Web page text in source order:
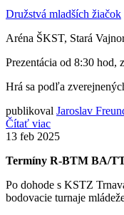
Družstvá mladších žiačok
Aréna ŠKST, Stará
Prezentácia od 8:30 hod,
Hrá sa podľa
publikoval Jaroslav
Čítať viac
13 feb 2025
Termíny R-BTM BA/
Po dohode s KSTZ
bodovacie turnaje